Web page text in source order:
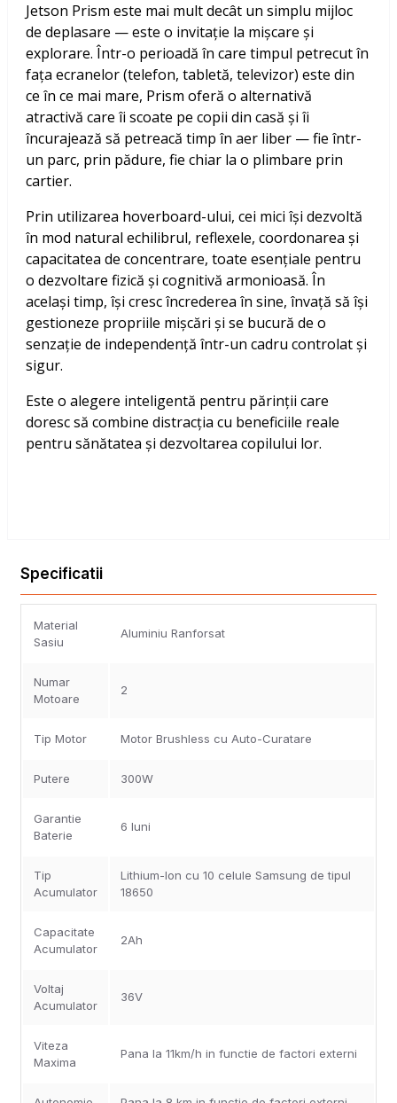
Jetson Prism este mai mult decât un simplu mijloc
de deplasare — este o invitație la mișcare și
explorare. Într-o perioadă în care timpul petrecut în
fața ecranelor (telefon, tabletă, televizor) este din
ce în ce mai mare, Prism oferă o alternativă
atractivă care îi scoate pe copii din casă și îi
încurajează să petreacă timp în aer liber — fie într-
un parc, prin pădure, fie chiar la o plimbare prin
cartier.
Prin utilizarea hoverboard-ului, cei mici își dezvoltă
în mod natural echilibrul, reflexele, coordonarea și
capacitatea de concentrare, toate esențiale pentru
o dezvoltare fizică și cognitivă armonioasă. În
același timp, își cresc încrederea în sine, învață să își
gestioneze propriile mișcări și se bucură de o
senzație de independență într-un cadru controlat și
sigur.
Este o alegere inteligentă pentru părinții care
doresc să combine distracția cu beneficiile reale
pentru sănătatea și dezvoltarea copilului lor.
Specificatii
Material
Sasiu
Aluminiu Ranforsat
Numar
Motoare
2
Tip Motor Motor Brushless cu Auto-Curatare
Putere 300W
Garantie
Baterie
6 luni
Tip
Acumulator
Lithium-Ion cu 10 celule Samsung de tipul
18650
Capacitate
Acumulator
2Ah
Voltaj
Acumulator
36V
Viteza
Maxima
Pana la 11km/h in functie de factori externi